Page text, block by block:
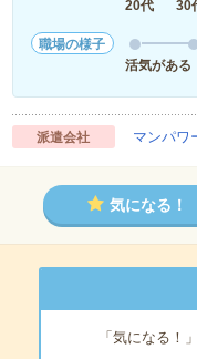
20代
30
職場の様子
活気がある
派遣会社 マンパワ
気になる！
「気になる！